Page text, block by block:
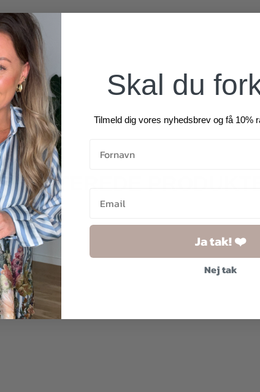
RELATEREDE
Skal du
Tilmeld dig vores nyhedsbrev og få 10%
Ja tak! ❤️
Nej tak